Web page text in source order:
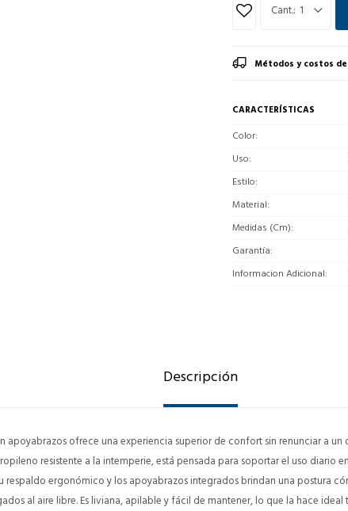
1
Métodos y costos
CARACTERÍSTICAS
Color
Uso
Estilo
Material
Medidas (Cm)
Garantía
Informacion Adicional
Descripción
apoyabrazos ofrece una experiencia superior de confort sin renunciar a
resistente a la intemperie, está pensada para soportar el uso diario
respaldo ergonómico y los apoyabrazos integrados brindan una postura
al aire libre. Es liviana, apilable y fácil de mantener, lo que la hace